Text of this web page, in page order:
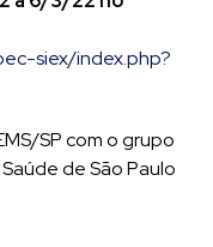
siex/index.php?
SP com o grupo
de São Paulo